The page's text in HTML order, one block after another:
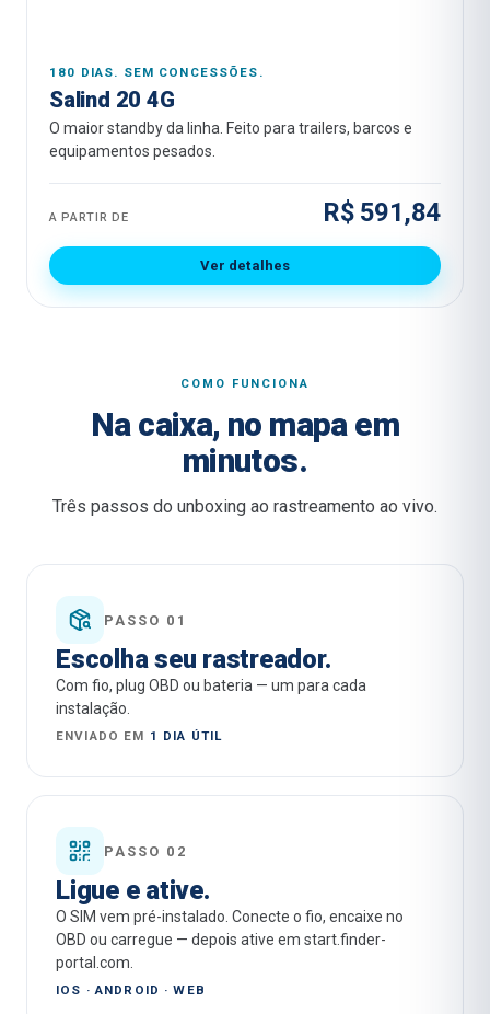
180 DIAS. SEM CONCESSÕES.
Salind 20 4G
O maior standby da linha. Feito para trailers, barcos e
equipamentos pesados.
A PARTIR DE R$ 591,84
Ver detalhes
COMO FUNCIONA
Na caixa, no mapa em
minutos.
Três passos do unboxing ao rastreamento ao vivo.
PASSO 01
Escolha seu rastreador.
Com fio, plug OBD ou bateria — um para cada
instalação.
ENVIADO EM 1 DIA ÚTIL
PASSO 02
Ligue e ative.
O SIM vem pré-instalado. Conecte o fio, encaixe no
OBD ou carregue — depois ative em start.finder-
portal.com.
IOS · ANDROID · WEB